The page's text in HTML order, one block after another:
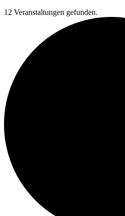
12 Veranstaltungen gefunden.